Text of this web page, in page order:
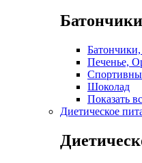
Печенье,
Шоколад
Показать
Диетическое